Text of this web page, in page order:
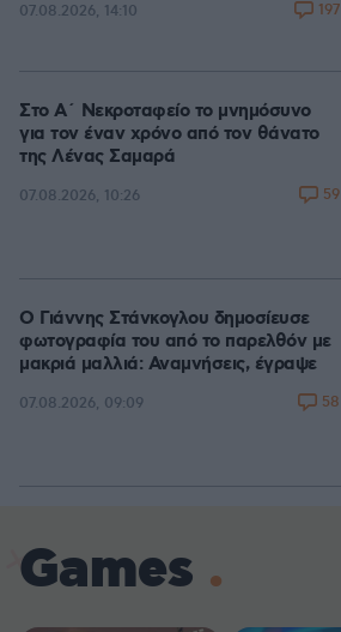
07.08.2026, 14:10 197
Στο Α΄ Νεκροταφείο το μνημόσυνο
για τον έναν χρόνο από τον θάνατο
της Λένας Σαμαρά
07.08.2026, 10:26 59
Ο Γιάννης Στάνκογλου δημοσίευσε
φωτογραφία του από το παρελθόν με
μακριά μαλλιά: Αναμνήσεις, έγραψε
07.08.2026, 09:09 58
Games